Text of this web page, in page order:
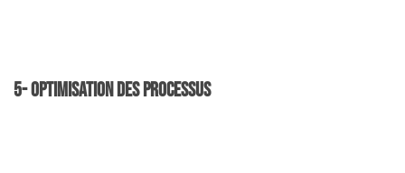
5- Optimisation des Processus